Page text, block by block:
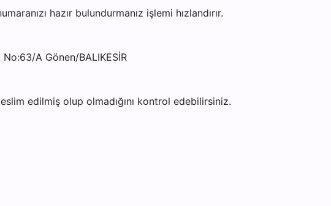
hazır bulundurmanız işlemi hızlandırır.
A Gönen/BALIKESİR
edilmiş olup olmadığını kontrol edebilirsiniz.